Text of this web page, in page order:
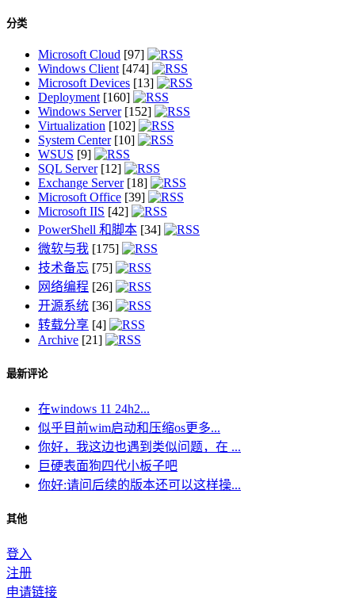
分类
Microsoft Cloud [97]
Windows Client[474]
Microsoft Devices [13]
Deployment[160]
Windows Server[152]
Virtualization [102]
System Center[10]
WSUS [9]
SQL Server[12]
Exchange Server[18]
Microsoft Office [39]
Microsoft IIS [42]
PowerShell 和脚本 [34]
微软与我 [175]
技术备忘 [75]
网络编程 [26]
开源系统 [36]
转载分享 [4]
Archive [21]
最新评论
在windows 11 24h2...
似乎目前wim启动和压缩os更多...
你好，我这边也遇到类似问题，在 ...
巨硬表面狗四代小板子吧
你好:请问后续的版本还可以这样操...
其他
登入
注册
申请链接